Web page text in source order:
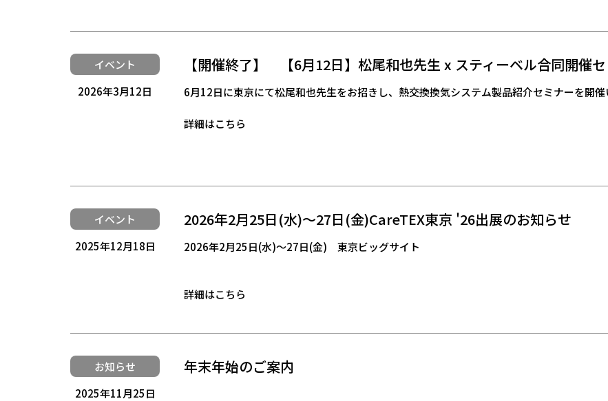
イベント
2026年3月12日
【開催終了】 【6月12日】松尾和也先生 x スティーベル合同開催
6月12日に東京にて松尾和也先生をお招きし、熱交換換気システム製品紹介セミナーを開催
詳細はこちら
イベント
2025年12月18日
2026年2月25日(水)～27日(金)CareTEX東京 '26出展のお知らせ
2026年2月25日(水)～27日(金) 東京ビッグサイト
詳細はこちら
お知らせ
2025年11月25日
年末年始のご案内